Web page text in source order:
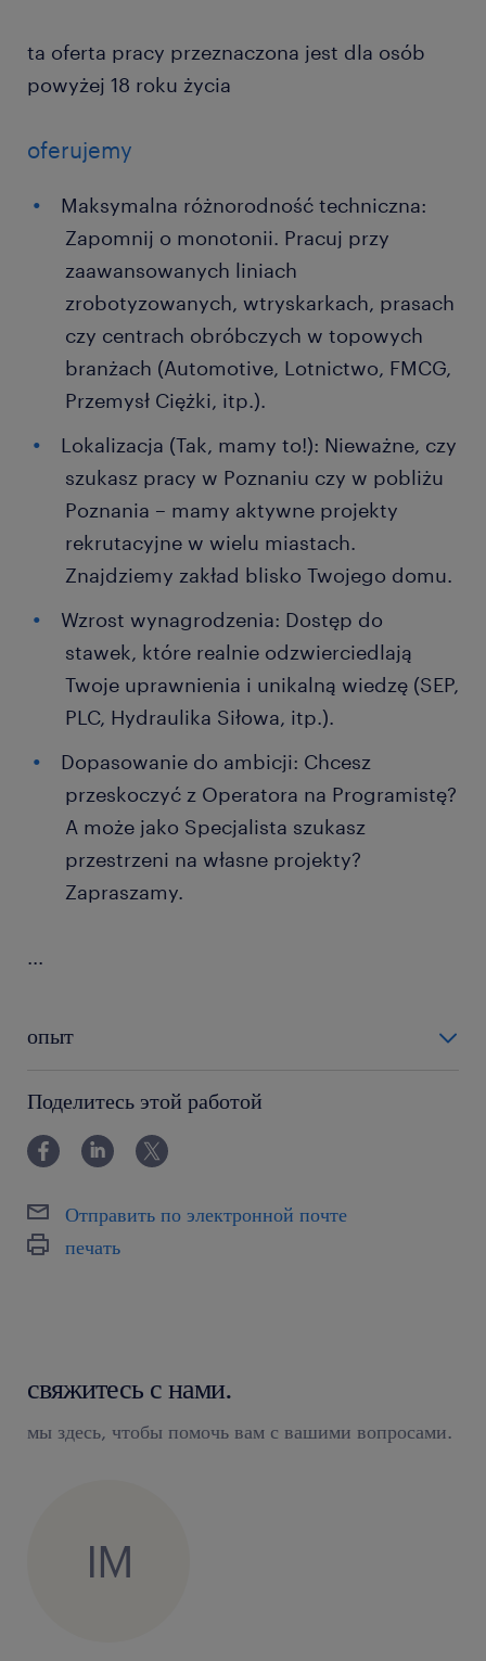
ta oferta pracy przeznaczona jest dla osób
powyżej 18 roku życia
oferujemy
Maksymalna różnorodność techniczna:
Zapomnij o monotonii. Pracuj przy
zaawansowanych liniach
zrobotyzowanych, wtryskarkach, prasach
czy centrach obróbczych w topowych
branżach (Automotive, Lotnictwo, FMCG,
Przemysł Ciężki, itp.).
Lokalizacja (Tak, mamy to!): Nieważne, czy
szukasz pracy w Poznaniu czy w pobliżu
Poznania – mamy aktywne projekty
rekrutacyjne w wielu miastach.
Znajdziemy zakład blisko Twojego domu.
Wzrost wynagrodzenia: Dostęp do
stawek, które realnie odzwierciedlają
Twoje uprawnienia i unikalną wiedzę (SEP,
PLC, Hydraulika Siłowa, itp.).
Dopasowanie do ambicji: Chcesz
przeskoczyć z Operatora na Programistę?
A może jako Specjalista szukasz
przestrzeni na własne projekty?
Zapraszamy.
...
опыт
Поделитесь этой работой
Отправить по электронной почте
печать
свяжитесь с нами.
мы здесь, чтобы помочь вам с вашими вопросами.
IM